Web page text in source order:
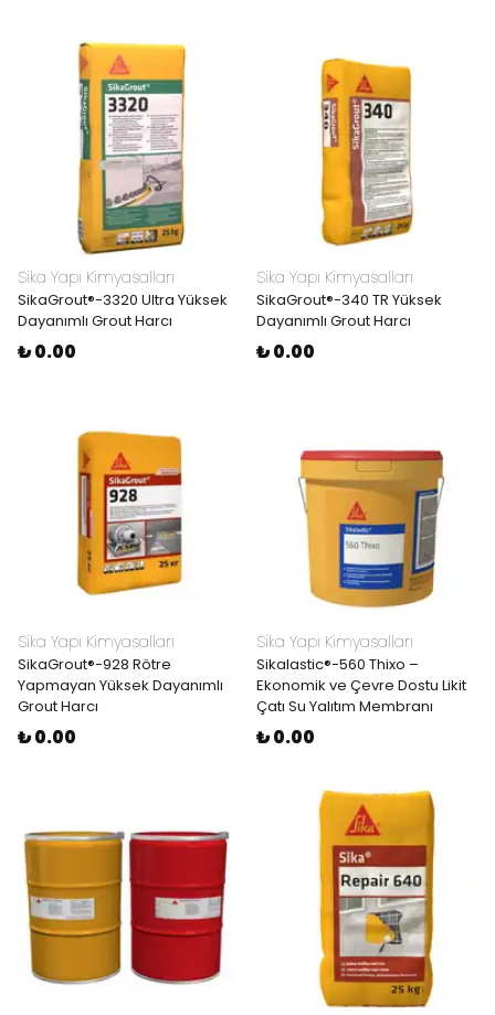
Sika Yapı Kimyasalları
SikaGrout®-3320 Ultra Yüksek
Dayanımlı Grout Harcı
₺ 0.00
Sika Yapı Kimyasalları
SikaGrout®-340 TR Yüksek
Dayanımlı Grout Harcı
₺ 0.00
Sika Yapı Kimyasalları
SikaGrout®-928 Rötre
Yapmayan Yüksek Dayanımlı
Grout Harcı
₺ 0.00
Sika Yapı Kimyasalları
Sikalastic®-560 Thixo –
Ekonomik ve Çevre Dostu Likit
Çatı Su Yalıtım Membranı
₺ 0.00